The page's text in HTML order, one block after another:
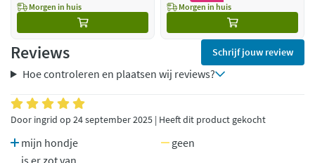
Morgen in huis Morgen in huis
Reviews Schrijf jouw review
Hoe controleren en plaatsen wij reviews?
Door ingrid op 24 september 2025 | Heeft dit product gekocht
mijn hondje
geen